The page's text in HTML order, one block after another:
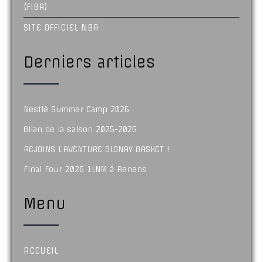
(FIBA)
SITE OFFICIEL NBA
Derniers articles
Nestlé Summer Camp 2026
Bilan de la saison 2025-2026
REJOINS L’AVENTURE BLONAY BASKET !
Final Four 2026 1LNM à Renens
Menu
ACCUEIL